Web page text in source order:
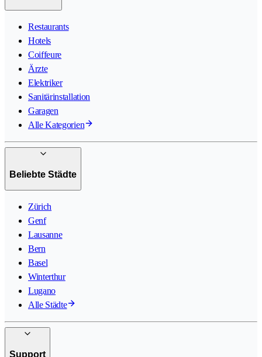
Restaurants
Hotels
Coiffeure
Ärzte
Elektriker
Sanitärinstallation
Garagen
Alle Kategorien
Beliebte Städte
Zürich
Genf
Lausanne
Bern
Basel
Winterthur
Lugano
Alle Städte
Support